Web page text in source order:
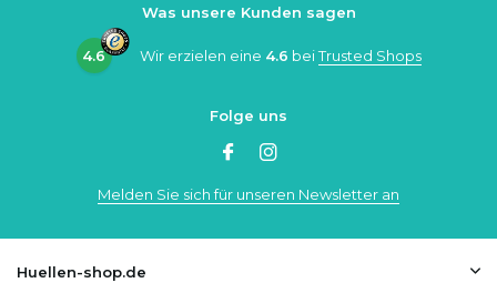
Was unsere Kunden sagen
4.6 Wir erzielen eine 4.6 beiTrusted Shops
Folge uns
Melden Sie sich für unseren Newsletter an
Huellen-shop.de